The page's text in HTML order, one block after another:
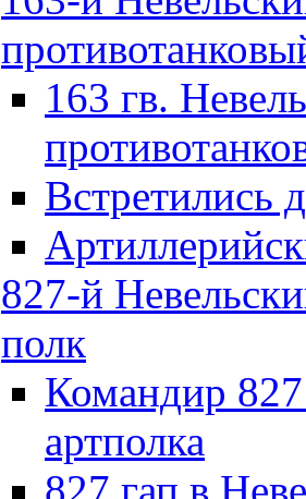
163 гв.
Встретились
827-й
полк
Командир 827
артполка
827 гап в